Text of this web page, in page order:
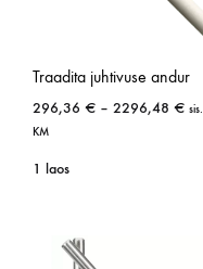
Traadita juhtivuse andur
296,36 € – 2296,48 € sis.
KM
1 laos